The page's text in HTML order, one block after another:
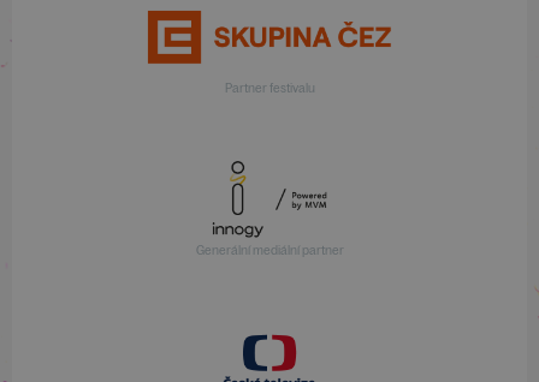
Partner festivalu
Generální mediální partner